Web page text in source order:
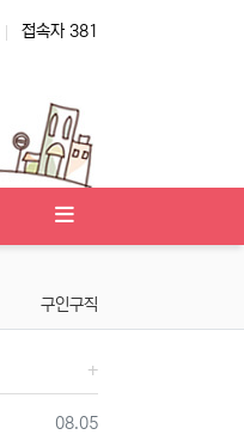
접속자 381
구인구직
등록일
08.05